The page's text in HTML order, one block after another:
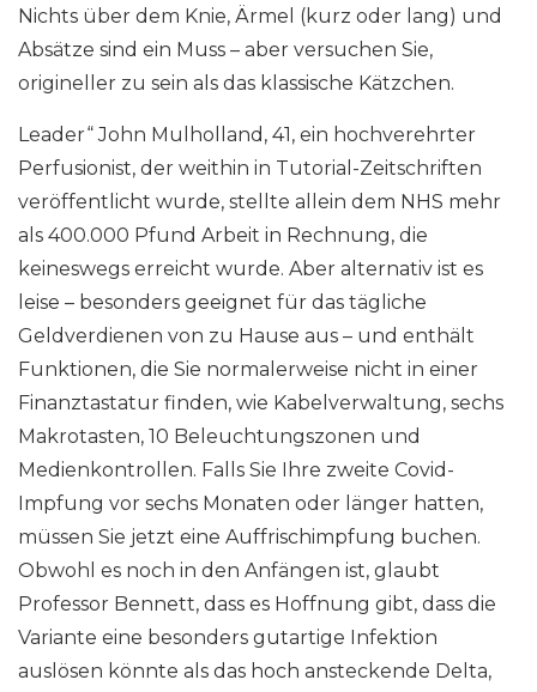
Nichts über dem Knie, Ärmel (kurz oder lang) und
Absätze sind ein Muss – aber versuchen Sie,
origineller zu sein als das klassische Kätzchen.
Leader“ John Mulholland, 41, ein hochverehrter
Perfusionist, der weithin in Tutorial-Zeitschriften
veröffentlicht wurde, stellte allein dem NHS mehr
als 400.000 Pfund Arbeit in Rechnung, die
keineswegs erreicht wurde. Aber alternativ ist es
leise – besonders geeignet für das tägliche
Geldverdienen von zu Hause aus – und enthält
Funktionen, die Sie normalerweise nicht in einer
Finanztastatur finden, wie Kabelverwaltung, sechs
Makrotasten, 10 Beleuchtungszonen und
Medienkontrollen. Falls Sie Ihre zweite Covid-
Impfung vor sechs Monaten oder länger hatten,
müssen Sie jetzt eine Auffrischimpfung buchen.
Obwohl es noch in den Anfängen ist, glaubt
Professor Bennett, dass es Hoffnung gibt, dass die
Variante eine besonders gutartige Infektion
auslösen könnte als das hoch ansteckende Delta,